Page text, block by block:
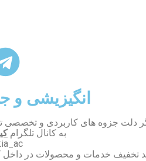
انگیزیشی و
دلت جزوه های کاربردی و تخصصی
به کانال تلگرام
تخفیف خدمات و محصولات در